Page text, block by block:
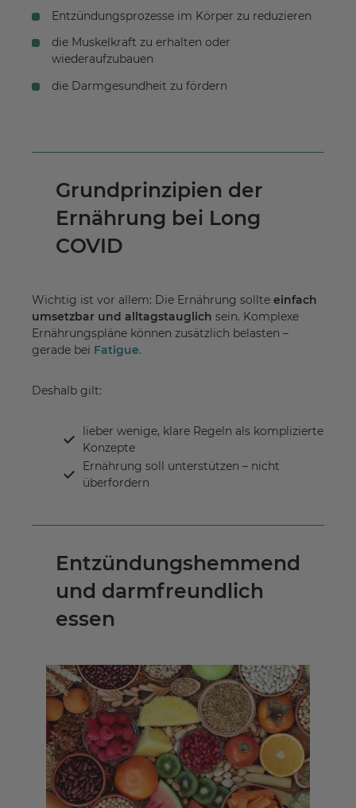
Entzündungsprozesse im Körper zu reduzieren
die Muskelkraft zu erhalten oder
wiederaufzubauen
die Darmgesundheit zu fördern
Grundprinzipien der
Ernährung bei Long
COVID
Wichtig ist vor allem: Die Ernährung sollte einfach
umsetzbar und alltagstauglich sein. Komplexe
Ernährungspläne können zusätzlich belasten –
gerade bei Fatigue.
Deshalb gilt:
lieber wenige, klare Regeln als komplizierte
Konzepte
Ernährung soll unterstützen – nicht
überfordern
Entzündungshemmend
und darmfreundlich
essen